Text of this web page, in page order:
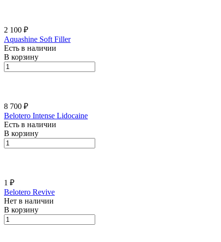
2 100 ₽
Aquashine Soft Filler
Есть в наличии
В корзину
8 700 ₽
Belotero Intense Lidocaine
Есть в наличии
В корзину
1 ₽
Belotero Revive
Нет в наличии
В корзину